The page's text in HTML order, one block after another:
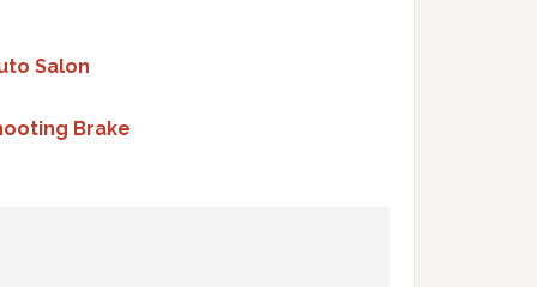
Salon
Brake